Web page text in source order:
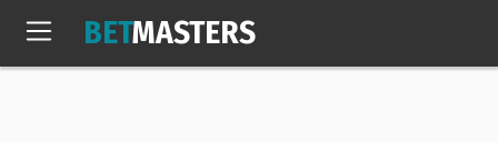
Δευτ, 10 Αυγ. 2026
BETMASTERS